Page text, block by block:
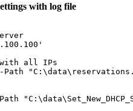
with log file
all IPs
Path